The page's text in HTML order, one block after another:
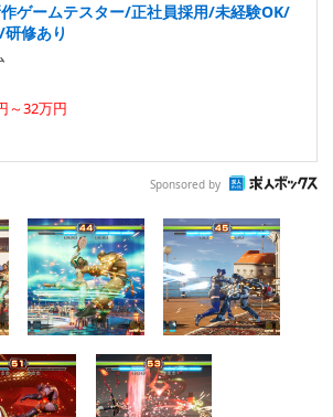
作ゲームテスター/正社員採用/未経験OK/
修あり
～32万円
Sponsored by